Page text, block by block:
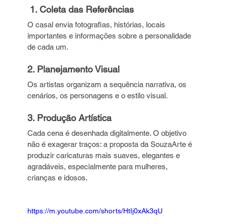
1. Coleta das Referências
O casal envia fotografias, histórias, locais
importantes e informações sobre a personalidade
de cada um.
2. Planejamento Visual
Os artistas organizam a sequência narrativa, os
cenários, os personagens e o estilo visual.
3. Produção Artística
Cada cena é desenhada digitalmente. O objetivo
não é exagerar traços: a proposta da SouzaArte é
produzir caricaturas mais suaves, elegantes e
agradáveis, especialmente para mulheres,
crianças e idosos.
https://m.youtube.com/shorts/HtIj0xAk3qU